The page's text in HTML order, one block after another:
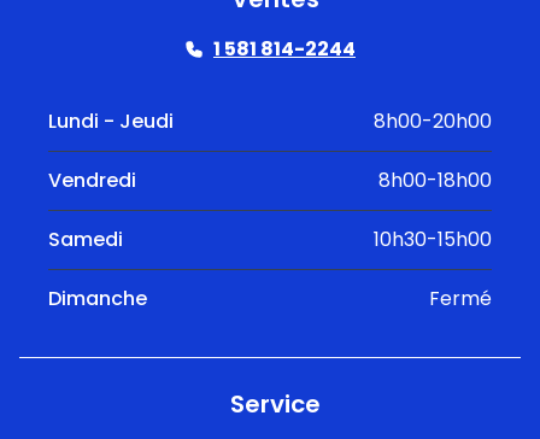
1 581 814-2244
Lundi - Jeudi 8h00-20h00
Vendredi 8h00-18h00
Samedi 10h30-15h00
Dimanche Fermé
Service